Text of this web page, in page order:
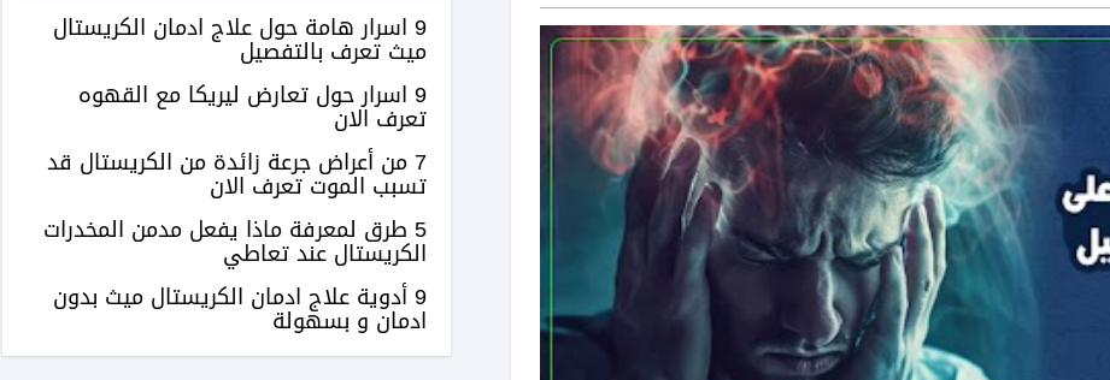
9 اسرار هامة حول علاج ادمان الكريستال
ميث تعرف بالتفصيل
9 اسرار حول تعارض ليريكا مع القهوه
تعرف الان
7 من أعراض جرعة زائدة من الكريستال قد
تسبب الموت تعرف الان
5 طرق لمعرفة ماذا يفعل مدمن المخدرات
الكريستال عند تعاطي
9 أدوية علاج ادمان الكريستال ميث بدون
ادمان و بسهولة